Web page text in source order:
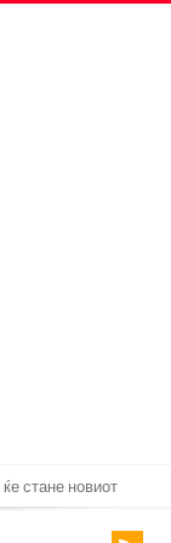
стане новиот
фудбалер